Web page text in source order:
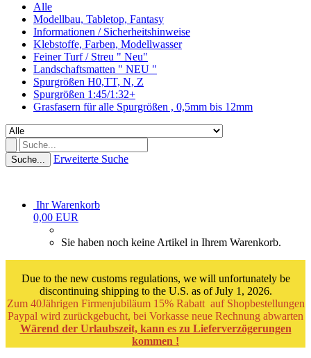
Alle
Modellbau, Tabletop, Fantasy
Informationen / Sicherheitshinweise
Klebstoffe, Farben, Modellwasser
Feiner Turf / Streu " Neu"
Landschaftsmatten " NEU "
Spurgrößen H0,TT, N, Z
Spurgrößen 1:45/1:32+
Grasfasern für alle Spurgrößen , 0,5mm bis 12mm
Suche... Erweiterte Suche
Ihr Warenkorb
0,00 EUR
Sie haben noch keine Artikel in Ihrem Warenkorb.
Due to the new customs regulations, we will unfortunately be
discontinuing shipping to the U.S. as of July 1, 2026.
Zum 40Jährigen Firmenjubiläum 15% Rabatt auf Shopbestellungen
Paypal wird zurückgebucht, bei Vorkasse neue Rechnung abwarten
Wärend der Urlaubszeit, kann es zu Lieferverzögerungen
kommen !